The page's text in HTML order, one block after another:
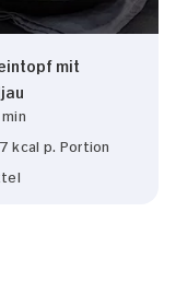
mit
kcal p. Portion